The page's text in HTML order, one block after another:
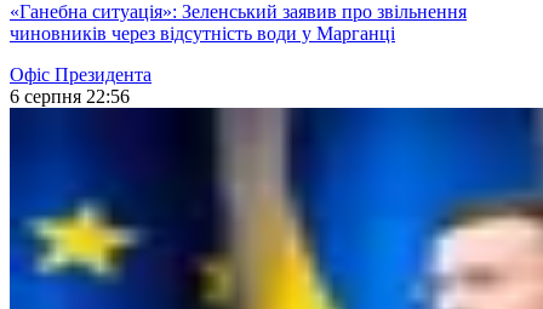
«Ганебна ситуація»: Зеленський заявив про звільнення
чиновників через відсутність води у Марганці
Офіс Президента
6 серпня 22:56